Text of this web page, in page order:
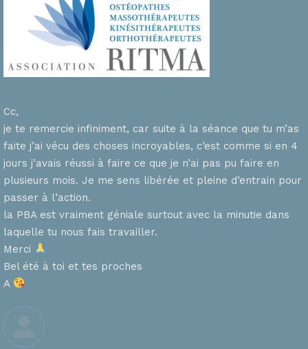
Cc,
je te remercie infiniment, car suite à la séance que tu m’as
faite j’ai vécu des choses incroyables, c’est comme si en 4
jours j’avais réussi à faire ce que je n’ai pas pu faire en
plusieurs mois. Je me sens libérée et pleine d’entrain pour
passer à l’action.
la PBA est vraiment géniale surtout avec la minutie dans
laquelle tu nous fais travailler.
Merci
Bel été à toi et tes proches
A